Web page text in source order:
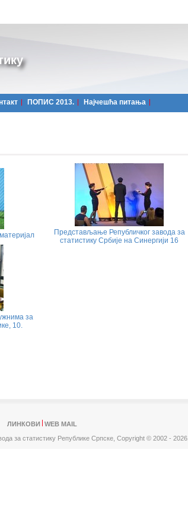
ПОПИС 2013. Најчешћa питања
Представљање Републичког завода за
статистику Србије на Синергији 16
за
10.
ЛИНКОВИ
WEB MAIL
за статистику Републике Српске, Copyright © 2002 - 2026.